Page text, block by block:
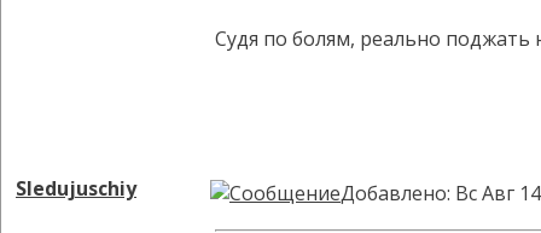
Судя по болям, реально поджать
Sledujuschiy Добавлено: Вс Авг